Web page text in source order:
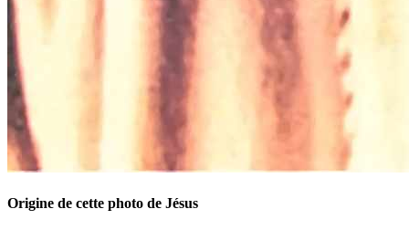
Origine de cette photo de Jésus